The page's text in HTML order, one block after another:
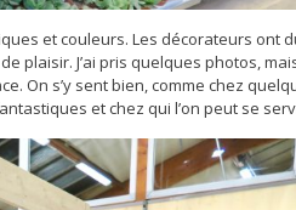
et couleurs. Les décorateurs ont
plaisir. J’ai pris quelques photos,
On s’y sent bien, comme chez
et chez qui l’on peut se